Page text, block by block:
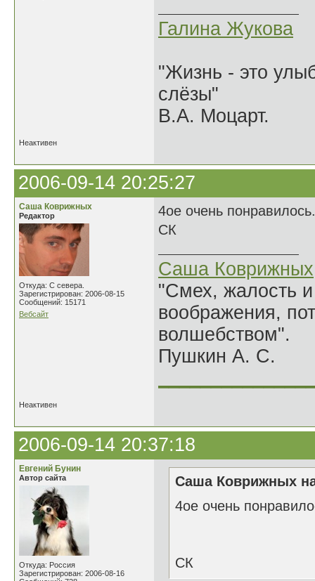
Галина Жукова
"Жизнь - это
слёзы"
В.А. Моцарт.
Неактивен
2006-09-14 20:25:27
Саша Коврижных
Редактор
Откуда: С севера.
Зарегистрирован: 2006-08-15
Сообщений: 15171
Вебсайт
4ое очень понравилось.
СК
Саша Коврижных
"Смех, жалость
воображения,
волшебством".
Пушкин А. С.
Неактивен
2006-09-14 20:37:18
Евгений Бунин
Автор сайта
Откуда: Россия
Зарегистрирован: 2006-08-16
Саша Коврижных
4ое очень
СК